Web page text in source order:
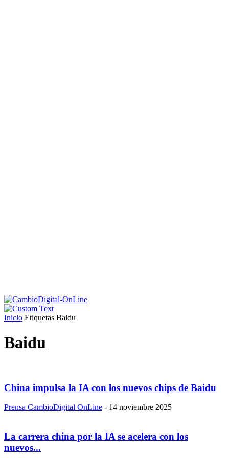
Inicio Etiquetas Baidu
Baidu
China impulsa la IA con los nuevos chips de Baidu
Prensa CambioDigital OnLine - 14 noviembre 2025
La carrera china por la IA se acelera con los
nuevos...